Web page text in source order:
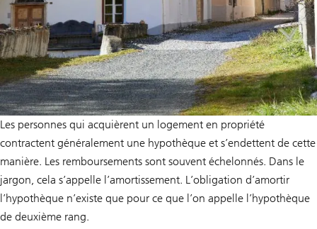
Les personnes qui acquièrent un logement en propriété
contractent généralement une hypothèque et s’endettent de cette
manière. Les remboursements sont souvent échelonnés. Dans le
jargon, cela s’appelle l’amortissement. L’obligation d’amortir
l’hypothèque n’existe que pour ce que l’on appelle l’hypothèque
de deuxième rang.